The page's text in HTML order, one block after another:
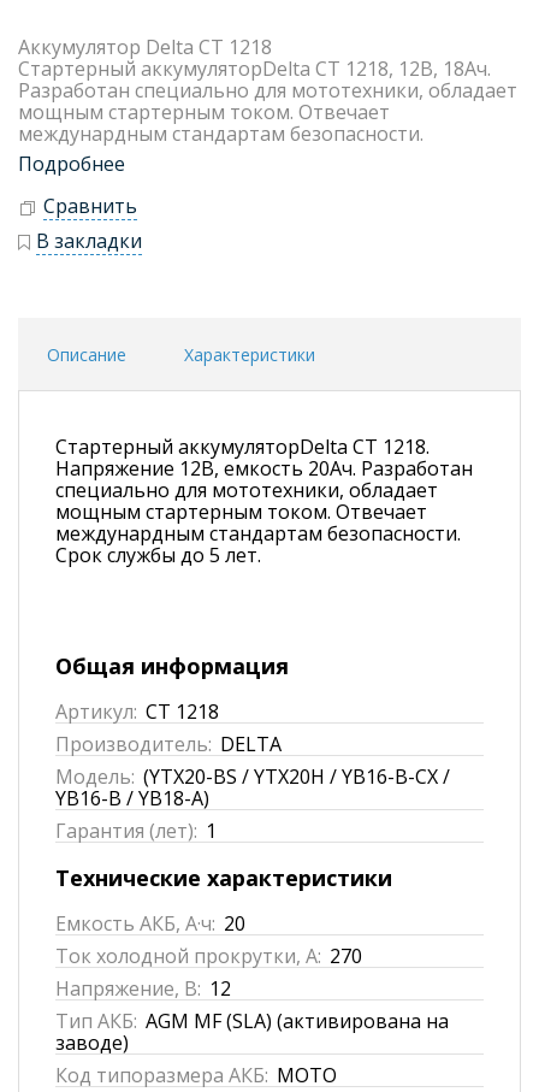
Аккумулятор Delta CT 1218
Стартерный аккумуляторDelta CT 1218, 12В, 18Ач.
Разработан специально для мототехники, обладает
мощным стартерным током. Отвечает
междунардным стандартам безопасности.
Подробнее
Сравнить
В закладки
Описание Характеристики
Стартерный аккумуляторDelta CT 1218.
Напряжение 12В, емкость 20Ач. Разработан
специально для мототехники, обладает
мощным стартерным током. Отвечает
междунардным стандартам безопасности.
Срок службы до 5 лет.
Общая информация
Артикул: CT 1218
Производитель: DELTA
Модель: (YTX20-BS / YTX20H / YB16-B-CX /
YB16-B / YB18-A)
Гарантия (лет): 1
Технические характеристики
Емкость АКБ, А·ч: 20
Ток холодной прокрутки, А: 270
Напряжение, В: 12
Тип АКБ: AGM MF (SLA) (активирована на
заводе)
Код типоразмера АКБ: MOTO